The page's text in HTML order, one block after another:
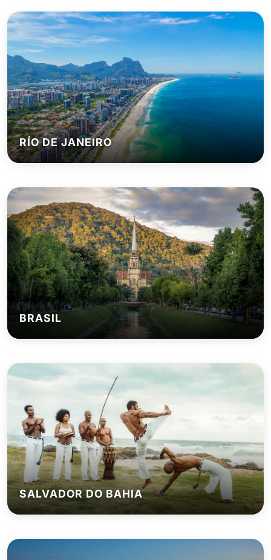
RÍO DE JANEIRO
BRASIL
SALVADOR DO BAHIA